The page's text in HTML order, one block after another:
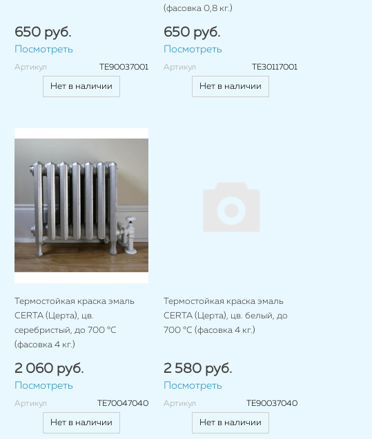
650 руб.
Посмотреть
Артикул TE90037001
Нет в наличии
(фасовка 0,8 кг.)
650 руб.
Посмотреть
Артикул TE30117001
Нет в наличии
Термостойкая краска эмаль
CERTA (Церта), цв.
серебристый, до 700 °C
(фасовка 4 кг.)
2 060 руб.
Посмотреть
Артикул TE70047040
Нет в наличии
Термостойкая краска эмаль
CERTA (Церта), цв. белый, до
700 °C (фасовка 4 кг.)
2 580 руб.
Посмотреть
Артикул TE90037040
Нет в наличии